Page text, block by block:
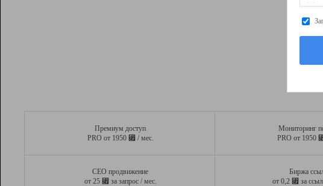
Премиум доступ
PRO от 1950 ⃏ / мес.
Мониторинг
PRO от 1950
СЕО продвижение
от 25 ⃏ за запрос / мес.
Биржа
от 0,2 ⃏ за